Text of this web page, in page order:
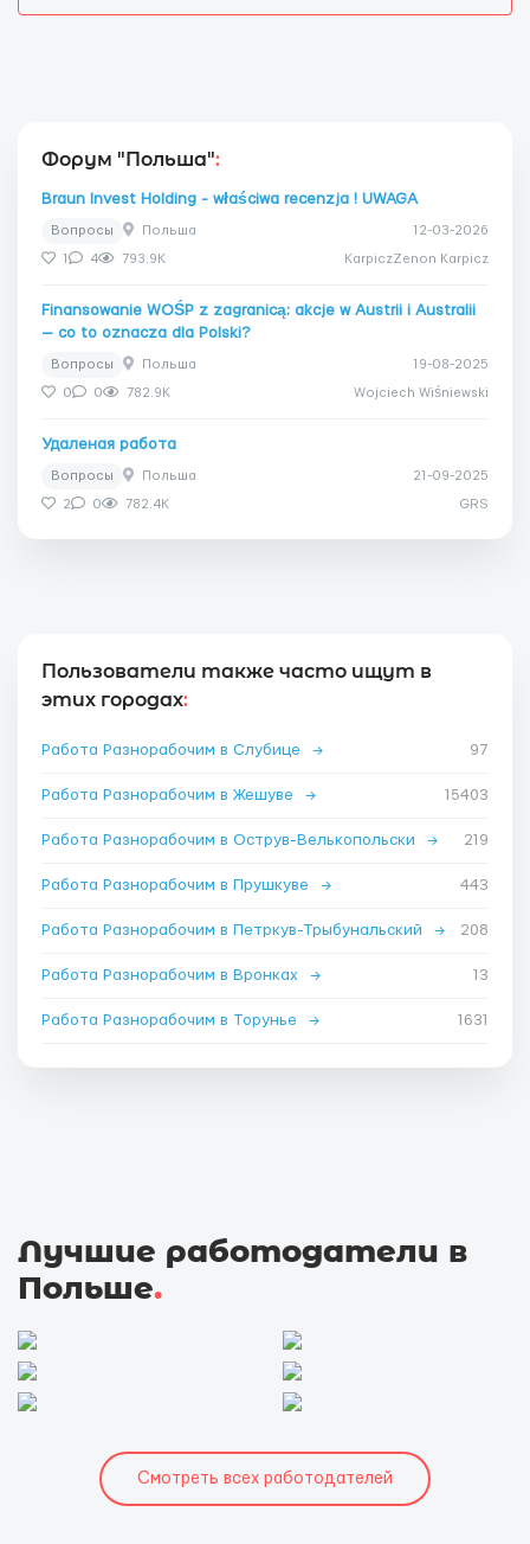
Форум "Польша":
Braun Invest Holding - właściwa recenzja ! UWAGA
Вопросы Польша 12-03-2026
1 4 793.9K KarpiczZenon Karpicz
Finansowanie WOŚP z zagranicą: akcje w Austrii i Australii
— co to oznacza dla Polski?
Вопросы Польша 19-08-2025
0 0 782.9K Wojciech Wiśniewski
Удаленая работа
Вопросы Польша 21-09-2025
2 0 782.4K GRS
Пользователи также часто ищут в
этих городах:
Работа Разнорабочим в Слубице → 97
Работа Разнорабочим в Жешуве → 15403
Работа Разнорабочим в Острув-Велькопольски → 219
Работа Разнорабочим в Прушкуве → 443
Работа Разнорабочим в Петркув-Трыбунальский → 208
Работа Разнорабочим в Вронках → 13
Работа Разнорабочим в Торунье → 1631
Лучшие работодатели в
Польше.
Смотреть всех работодателей